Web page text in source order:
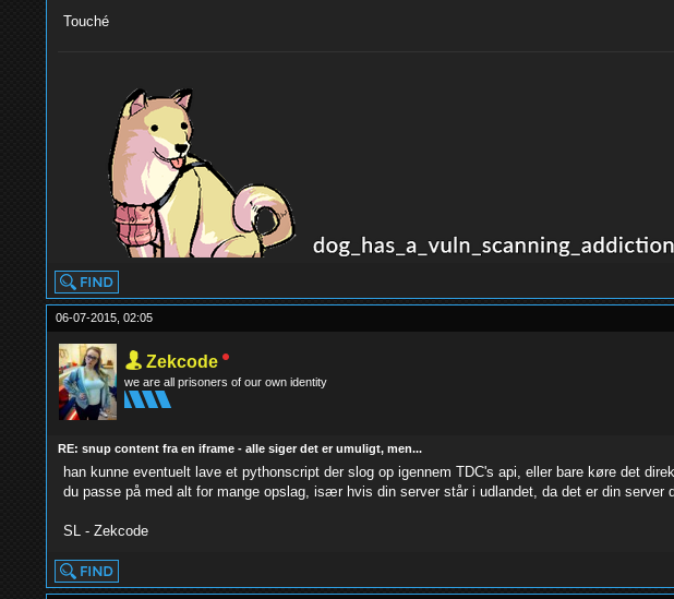
Touché
06-07-2015, 02:05
Zekcode
we are all prisoners of our own identity
RE: snup content fra en iframe - alle siger det er umuligt, men...
han kunne eventuelt lave et pythonscript der slog op igennem TDC's api, eller bare køre det
du passe på med alt for mange opslag, især hvis din server står i udlandet, da det er din
SL - Zekcode